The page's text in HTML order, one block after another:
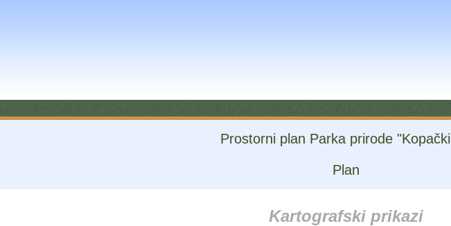
Prostorni plan Parka prirode
Plan
Kartografski prikazi